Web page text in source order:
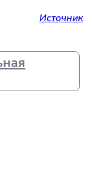
Источник